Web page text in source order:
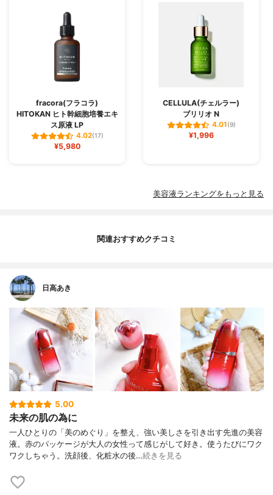
fracora(フラコラ)
HITOKAN ヒト幹細胞培養エキ
ス原液 LP
4.02(17)
¥5,980
CELLULA(チェルラー)
ブリリオ N
4.01(9)
¥1,996
美容液ランキングをもっと見る
関連おすすめクチコミ
日高あき
5.00
未来の肌の為に
一人ひとりの「美のめぐり」を整え、強い美しさを引き出す先進の美容
液。赤のパッケージが大人の女性って感じがして好き。使うたびにワク
ワクしちゃう。洗顔後、化粧水の後…続きを見る